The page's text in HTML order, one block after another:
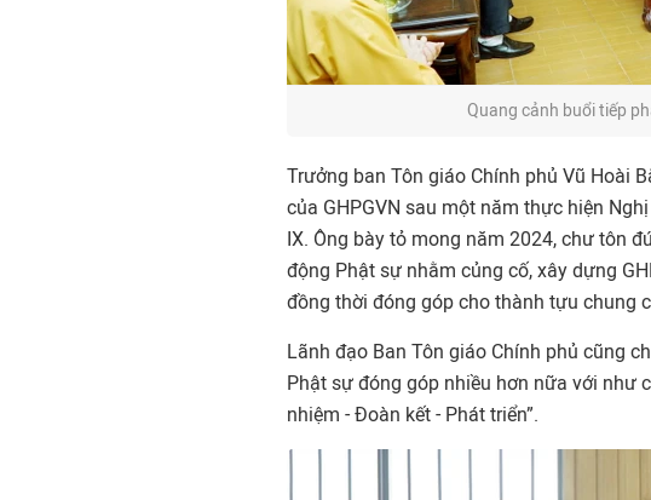
Quang cảnh buổi tiếp
Trưởng ban Tôn giáo Chính phủ Vũ Hoài
của GHPGVN sau một năm thực hiện
IX. Ông bày tỏ mong năm 2024, chư tôn
động Phật sự nhằm củng cố, xây dựng
đồng thời đóng góp cho thành tựu chung
Lãnh đạo Ban Tôn giáo Chính phủ cũng
Phật sự đóng góp nhiều hơn nữa với như
nhiệm - Đoàn kết - Phát triển”.